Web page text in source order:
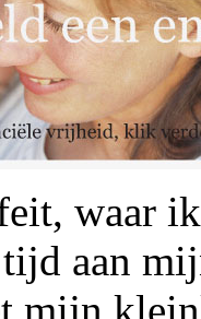
waar
aan